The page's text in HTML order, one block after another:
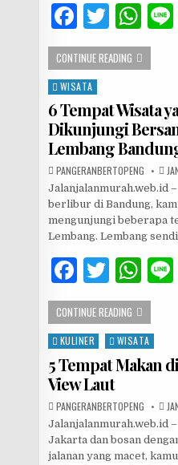
F
a
c
e
b
o
o
k
T
w
it
r
W
h
at
A
p
p
CONTINUE READING NIKMATI
Posted in
WISATA
6 Tempat Wisata
Dikunjungi
Lembang
AUTHOR:
PANGERANBERTOPENG
Jalanjalanmurah.web.id
berlibur di Bandung,
mengunjungi beberapa
Lembang. Lembang
F
a
c
e
b
o
o
k
T
w
it
te
r
W
h
at
s
A
p
p
CONTINUE READING 6 TEMPAT
Posted in
KULINER WISATA
5 Tempat Makan
View Laut
AUTHOR:
PANGERANBERTOPENG
Jalanjalanmurah.web.id
Jakarta dan bosan
jalanan yang macet,